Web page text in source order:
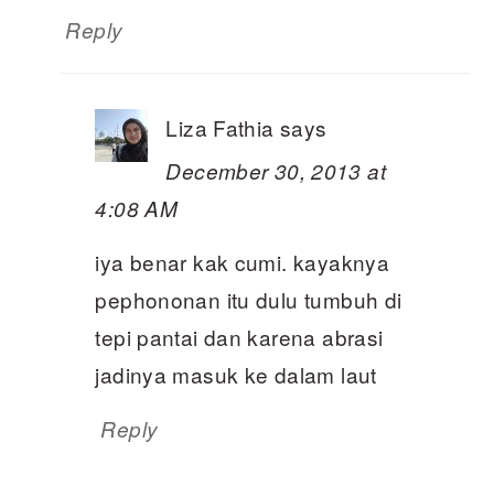
Reply
Liza Fathia says
December 30, 2013 at
4:08 AM
iya benar kak cumi. kayaknya
pephononan itu dulu tumbuh di
tepi pantai dan karena abrasi
jadinya masuk ke dalam laut
Reply